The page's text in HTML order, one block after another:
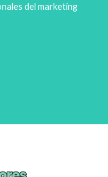
del marketing